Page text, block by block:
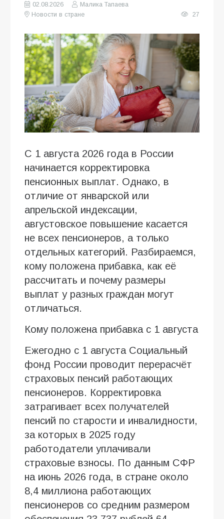
02.08.2026
Малика Тапаева
Новости в стране
27
С 1 августа 2026 года в России
начинается корректировка
пенсионных выплат. Однако, в
отличие от январской или
апрельской индексации,
августовское повышение касается
не всех пенсионеров, а только
отдельных категорий. Разбираемся,
кому положена прибавка, как её
рассчитать и почему размеры
выплат у разных граждан могут
отличаться.
Кому положена прибавка с 1 августа
Ежегодно с 1 августа Социальный
фонд России проводит перерасчёт
страховых пенсий работающих
пенсионеров. Корректировка
затрагивает всех получателей
пенсий по старости и инвалидности,
за которых в 2025 году
работодатели уплачивали
страховые взносы. По данным СФР
на июнь 2026 года, в стране около
8,4 миллиона работающих
пенсионеров со средним размером